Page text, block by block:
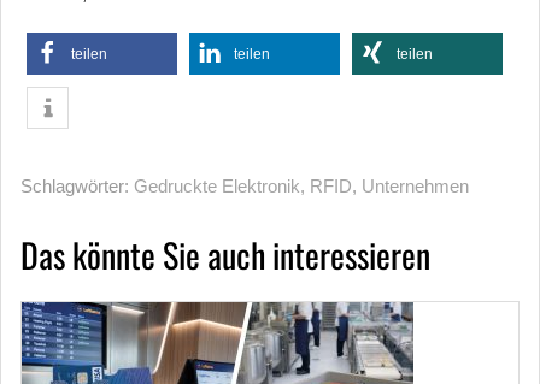
teilen teilen teilen
Schlagwörter: Gedruckte Elektronik, RFID, Unternehmen
Das könnte Sie auch interessieren